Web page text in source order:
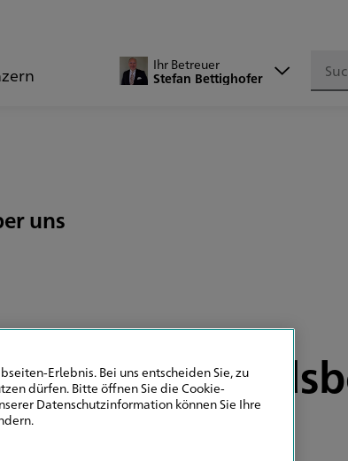
Ihr Betreuer
Stefan Bettighofer
uns
Erlebnis. Bei uns entscheiden Sie, zu
dürfen. Bitte öffnen Sie die Cookie-
Datenschutzinformation können Sie Ihre